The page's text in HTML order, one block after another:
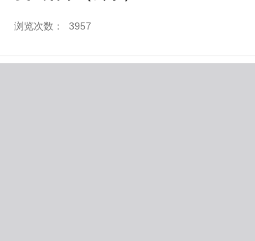
浏览次数： 3957